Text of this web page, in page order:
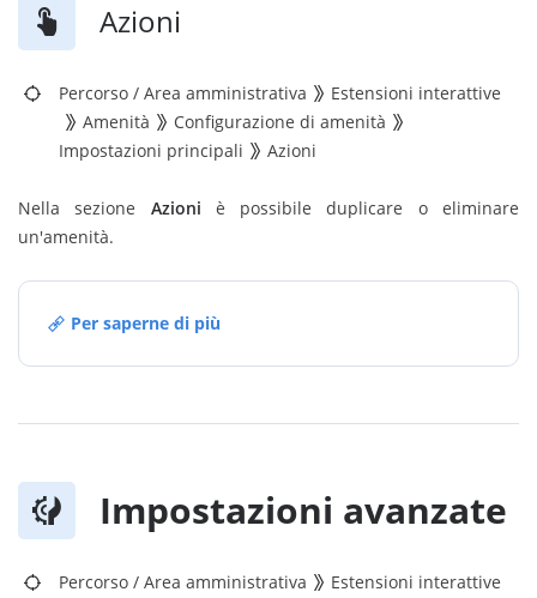
Azioni
Percorso / Area amministrativa
Estensioni interattive
Amenità
Configurazione di amenità
Impostazioni principali
Azioni
Nella sezione Azioni è possibile duplicare o eliminare
un'amenità.
Per saperne di più
Impostazioni avanzate
Percorso / Area amministrativa
Estensioni interattive